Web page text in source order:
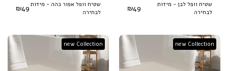
שטיח וופל לבן - מידות
לבחירה
₪49
שטיח וופל אפור כהה - מידות
לבחירה
₪49
new Collection
new Collection